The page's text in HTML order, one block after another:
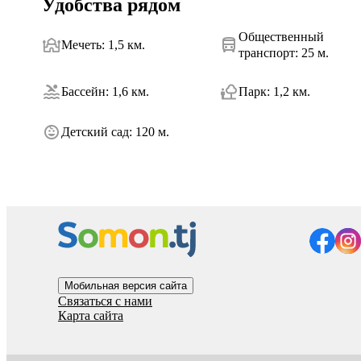
Удобства рядом
Мечеть: 1,5 км.
Общественный
транспорт: 25 м.
Бассейн: 1,6 км. Парк: 1,2 км.
Детский сад: 120 м.
Мобильная версия сайта
Связаться с нами
Карта сайта